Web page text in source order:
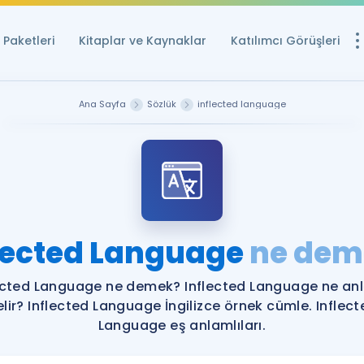
Paketleri Kitaplar ve Kaynaklar Katılımcı Görüşleri
Ücretsiz
YDS ve YÖKDİL
YDS ve YÖKDİL
YDS ve YÖKDİL'e
Ana Sayfa Sözlük inflected language
Languagene
Language ne demek? Inflected Language ne
Inflected Language İngilizce örnek cümle.
Language eş anlamlıları.